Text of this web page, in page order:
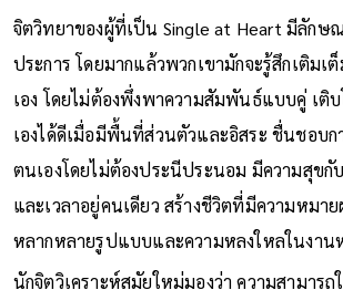
จิตวิทยาของผู้ที่เป็น Single at Heart มีลักษ
ประการ โดยมากแล้วพวกเขามักจะรู้สึกเติม
เอง โดยไม่ต้องพึ่งพาความสัมพันธ์แบบคู่ เติ
เองได้ดีเมื่อมีพื้นที่ส่วนตัวและอิสระ ชื่นชอบก
ตนเองโดยไม่ต้องประนีประนอม มีความสุขกั
และเวลาอยู่คนเดียว สร้างชีวิตที่มีความหมา
หลากหลายรูปแบบและความหลงใหลในงาน
นักจิตวิเคราะห์สมัยใหม่มองว่า ความสามารถ